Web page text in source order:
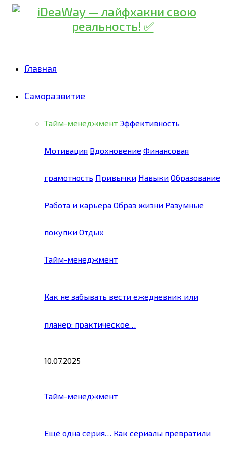
Главная
Саморазвитие
Тайм-менеджмент Эффективность
Мотивация Вдохновение Финансовая
грамотность Привычки Навыки Образование
Работа и карьера Образ жизни Разумные
покупки Отдых
Тайм-менеджмент
Как не забывать вести ежедневник или
планер: практическое…
10.07.2025
Тайм-менеджмент
Ещё одна серия… Как сериалы превратили